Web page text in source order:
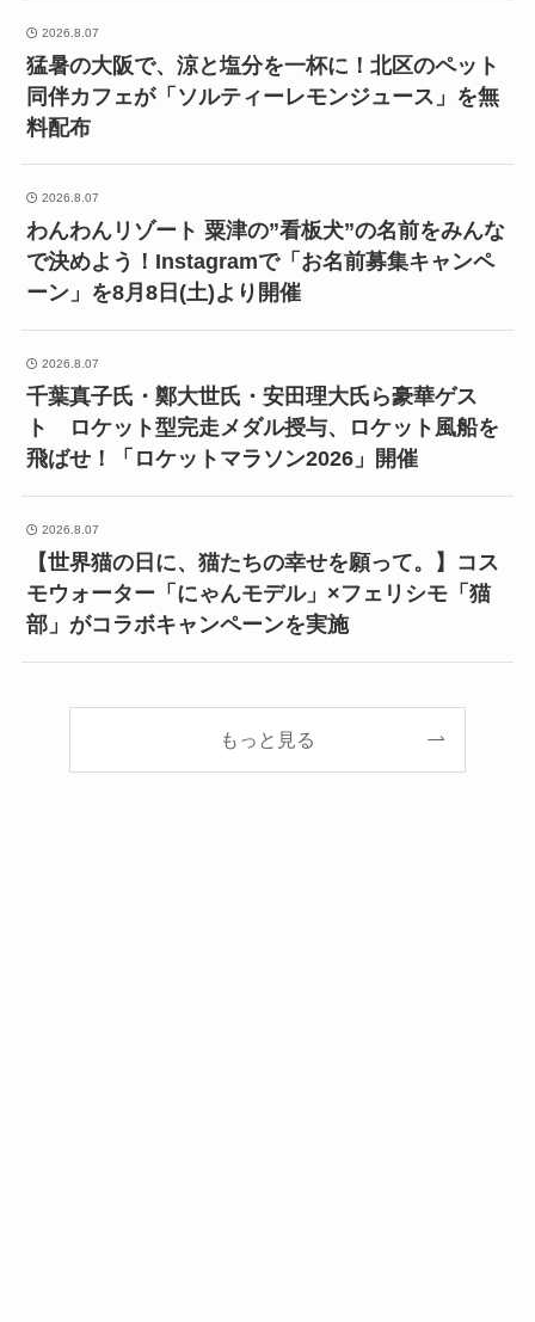
2026.8.07
猛暑の大阪で、涼と塩分を一杯に！北区のペット
同伴カフェが「ソルティーレモンジュース」を無
料配布
2026.8.07
わんわんリゾート 粟津の”看板犬”の名前をみんな
で決めよう！Instagramで「お名前募集キャンペ
ーン」を8月8日(土)より開催
2026.8.07
千葉真子氏・鄭大世氏・安田理大氏ら豪華ゲス
ト ロケット型完走メダル授与、ロケット風船を
飛ばせ！「ロケットマラソン2026」開催
2026.8.07
【世界猫の日に、猫たちの幸せを願って。】コス
モウォーター「にゃんモデル」×フェリシモ「猫
部」がコラボキャンペーンを実施
もっと見る